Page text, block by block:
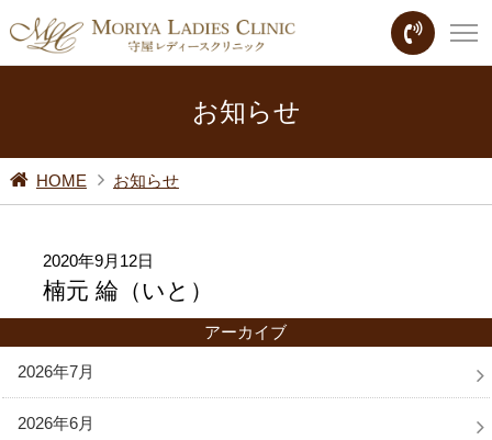
お知らせ
HOME お知らせ
2020年9月12日
楠元 綸（いと）
アーカイブ
2026年7月
2026年6月